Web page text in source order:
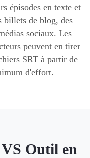
épisodes en texte et
billets de blog, des
sociaux. Les
peuvent en tirer
SRT à partir de
d'effort.
Outil en